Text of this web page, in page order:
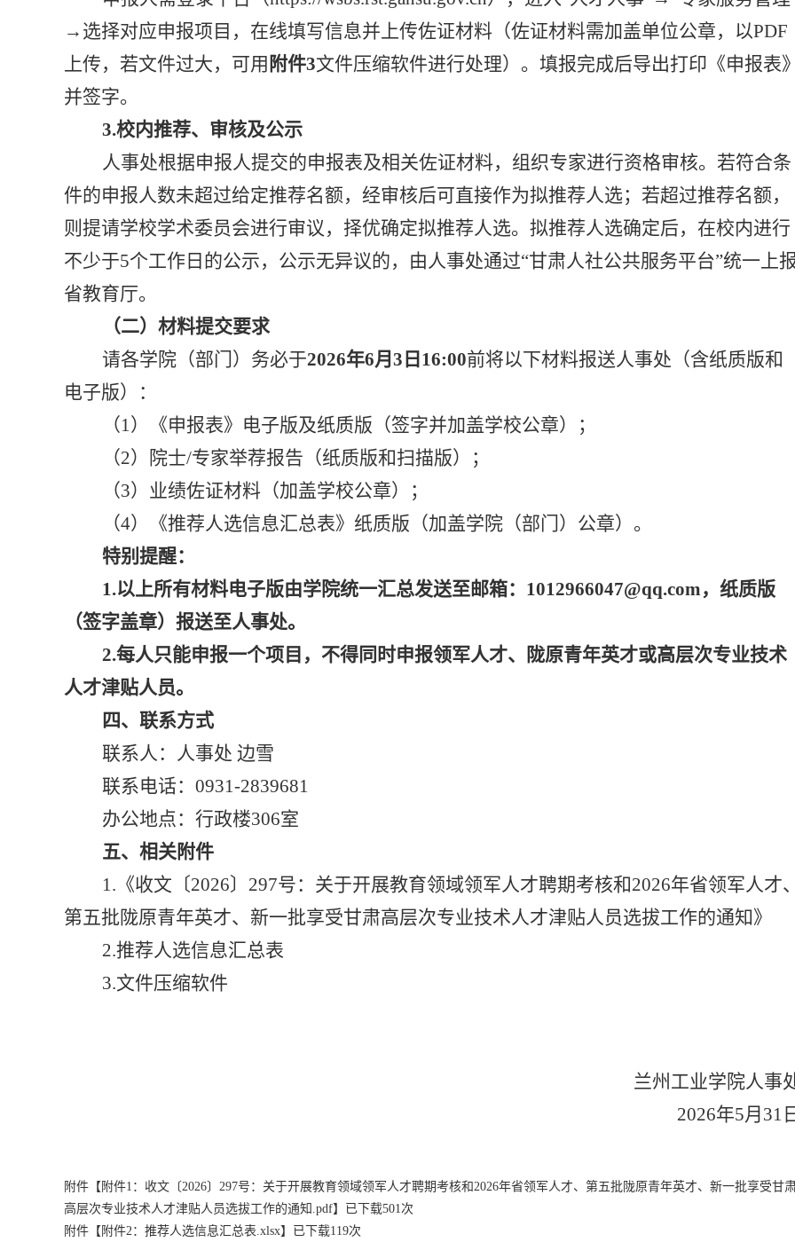
→选择对应申报项目，在线填写信息并上传佐证材料（佐证材料需加盖单位公章，以PDF
上传， 若文件过大，可用 附件3文件压缩软件进行处理）。填报完成后导出打印《申报表
并签字。
3.校内推荐、审核及公示
人事处根据申报人提交的申报表及相关佐证材料，组织专家进行资格审核。若符合条
件的申报人数未超过给定推荐名额，经审核后可直接作为拟推荐人选；若超过推荐名额，
则提请学校学术委员会进行审议，择优确定拟推荐人选。拟推荐人选确定后，在校内进行
不少于5个工作日的公示，公示无异议的，由人事处通过“甘肃人社公共服务平台”统一上
省教育厅。
（二）材料提交要求
请各学院（部门）务必于2026年6月3日16:00前将以下材料报送人事处 （含纸质版和
电子版）
：
（1） 《申报表》电子版及纸质版（签字并加盖学校公章）；
（2） 院士/专家举荐报告（纸质版和扫描版）；
（3） 业绩佐证材料（加盖学校公章）；
（4） 《推荐人选信息汇总表》 纸质版 （加盖学院（部门）公章） 。
特别提醒：
1.以上所有材料电子版由学院统一汇总发送至邮箱：1012966047@qq.com，纸质版
（签字盖章）报送至人事处。
2.每人只能申报一个项目，不得同时申报领军人才、陇原青年英才或高层次专业技术
人才津贴人员。
四、联系方式
联系人：人事处 边雪
联系电话： 0931-2839681
办公地点：行政楼306室
五、相关附件
1.《收文〔2026〕297号：关于开展教育领域领军人才聘期考核和2026年省领军人才
第五批陇原青年英才、新一批享受甘肃高层次专业技术人才津贴人员选拔工作的通知》
2.推荐人选信息汇总表
3.文件压缩软件
兰州工业学院人事
2026年5月 31
附件【 附件1：收文〔2026〕297号：关于开展教育领域领军人才聘期考核和2026年省领军人才、第五批陇原青年英才、新一批享受甘
高层次专业技术人才津贴人员选拔工作的通知.pdf】已下载501次
附件【 附件2：推荐人选信息汇总表.xlsx】已下载119次